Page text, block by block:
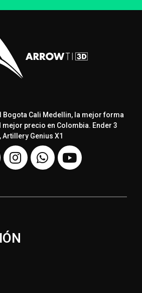
Bogota Cali Medellin, la mejor forma
precio en Colombia. Ender 3
Artillery Genius X1